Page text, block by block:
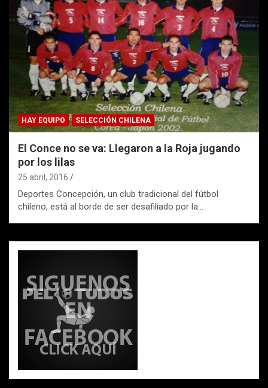
HAY EQUIPO SELECCIÓN CHILENA
El Conce no se va: Llegaron a la Roja jugando
por los lilas
25 abril, 2016
Deportes Concepción, un club tradicional del fútbol
chileno, está al borde de ser desafiliado por la…